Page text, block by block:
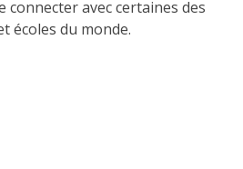
connecter avec certaines des
écoles du monde.